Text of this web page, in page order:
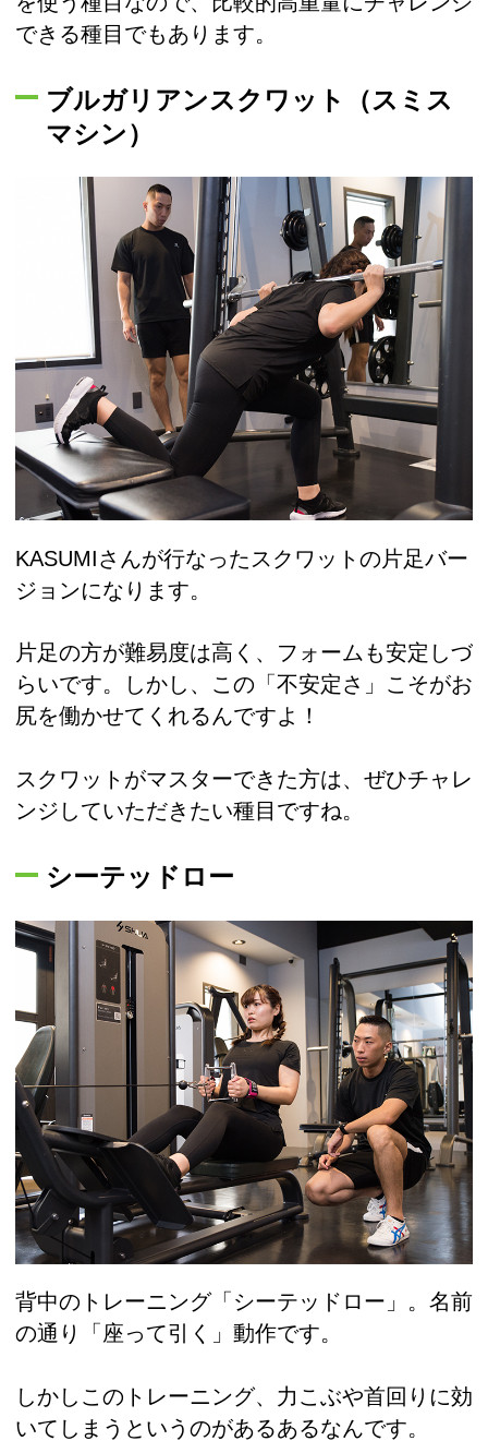
できる種目でもあります。
ブルガリアンスクワット（スミス
マシン）
KASUMIさんが行なったスクワットの片足バー
ジョンになります。
片足の方が難易度は高く、フォームも安定しづ
らいです。しかし、この「不安定さ」こそがお
尻を働かせてくれるんですよ！
スクワットがマスターできた方は、ぜひチャレ
ンジしていただきたい種目ですね。
シーテッドロー
背中のトレーニング「シーテッドロー」。名前
の通り「座って引く」動作です。
しかしこのトレーニング、力こぶや首回りに効
いてしまうというのがあるあるなんです。